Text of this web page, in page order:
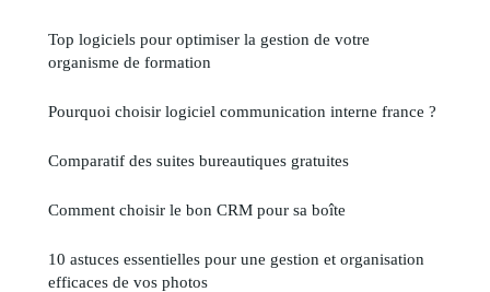
Top logiciels pour optimiser la gestion de votre
organisme de formation
Pourquoi choisir logiciel communication interne france ?
Comparatif des suites bureautiques gratuites
Comment choisir le bon CRM pour sa boîte
10 astuces essentielles pour une gestion et organisation
efficaces de vos photos